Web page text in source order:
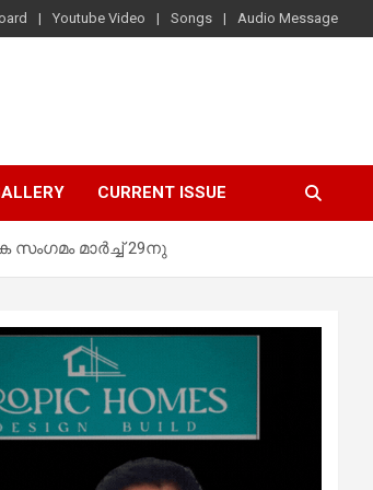
Youtube Video Songs Audio Message
CURRENT ISSUE
മാർച്ച് 29നു